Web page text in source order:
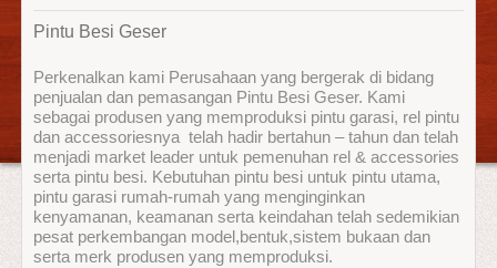
Pintu Besi Geser
Perkenalkan kami Perusahaan yang bergerak di bidang
penjualan dan pemasangan Pintu Besi Geser. Kami
sebagai produsen yang memproduksi pintu garasi, rel pintu
dan accessoriesnya telah hadir bertahun – tahun dan telah
menjadi market leader untuk pemenuhan rel & accessories
serta pintu besi. Kebutuhan pintu besi untuk pintu utama,
pintu garasi rumah-rumah yang menginginkan
kenyamanan, keamanan serta keindahan telah sedemikian
pesat perkembangan model,bentuk,sistem bukaan dan
serta merk produsen yang memproduksi.